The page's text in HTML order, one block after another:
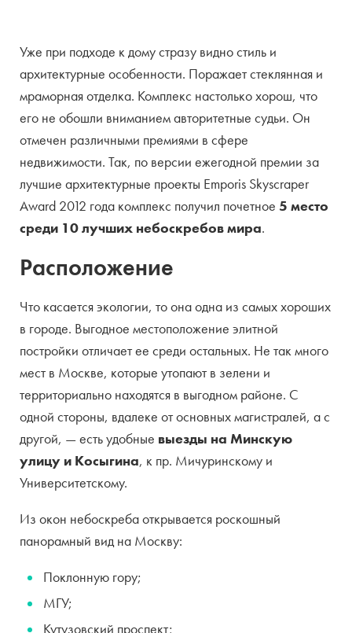
Варианты отделки без отделки, с ремонтом
Высота потолков 3.3-3.9м
Площади 59 — 355 м2
Виды парковки подземная
Количество мест 1166
Количество лифтов 2
Территория
Уже при подходе к дому стразу видно стиль и
архитектурные особенности. Поражает стеклянная и
мраморная отделка. Комплекс настолько хорош, что
его не обошли вниманием авторитетные судьи. Он
отмечен различными премиями в сфере
недвижимости. Так, по версии ежегодной премии за
лучшие архитектурные проекты Emporis Skyscraper
Award 2012 года комплекс получил почетное 5 место
среди 10 лучших небоскребов мира.
Расположение
Что касается экологии, то она одна из самых хороших
в городе. Выгодное местоположение элитной
постройки отличает ее среди остальных. Не так много
мест в Москве, которые утопают в зелени и
территориально находятся в выгодном районе. С
одной стороны, вдалеке от основных магистралей, а с
другой, — есть удобные выезды на Минскую
улицу и Косыгина, к пр. Мичуринскому и
Университетскому.
Из окон небоскреба открывается роскошный
панорамный вид на Москву:
Поклонную гору;
МГУ;
Кутузовский проспект;